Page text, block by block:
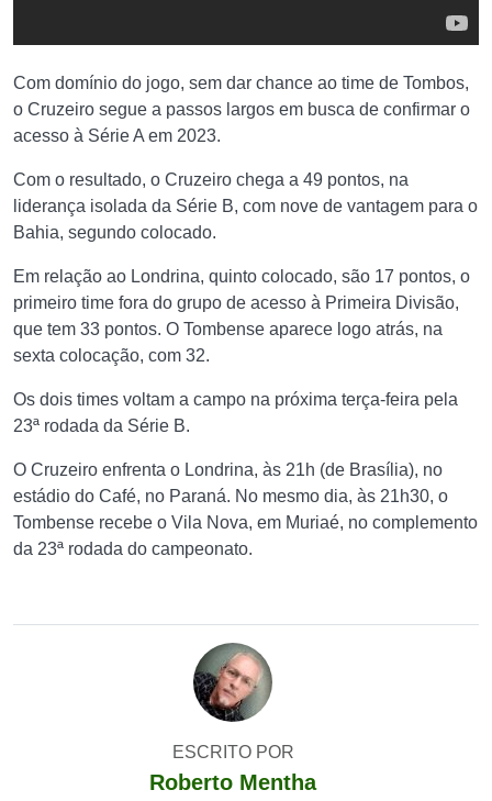
Com domínio do jogo, sem dar chance ao time de Tombos,
o Cruzeiro segue a passos largos em busca de confirmar o
acesso à Série A em 2023.
Com o resultado, o Cruzeiro chega a 49 pontos, na
liderança isolada da Série B, com nove de vantagem para o
Bahia, segundo colocado.
Em relação ao Londrina, quinto colocado, são 17 pontos, o
primeiro time fora do grupo de acesso à Primeira Divisão,
que tem 33 pontos. O Tombense aparece logo atrás, na
sexta colocação, com 32.
Os dois times voltam a campo na próxima terça-feira pela
23ª rodada da Série B.
O Cruzeiro enfrenta o Londrina, às 21h (de Brasília), no
estádio do Café, no Paraná. No mesmo dia, às 21h30, o
Tombense recebe o Vila Nova, em Muriaé, no complemento
da 23ª rodada do campeonato.
ESCRITO POR
Roberto Mentha